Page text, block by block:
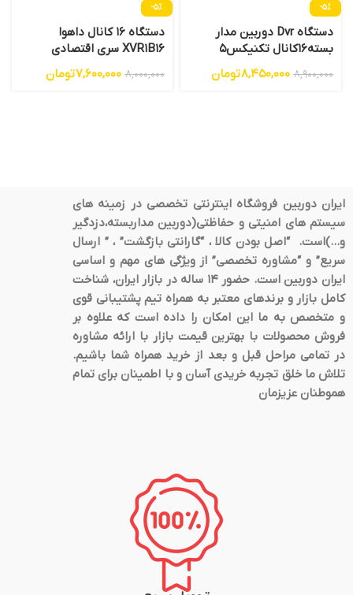
-5%
دستگاه Dvr دوربین مدار
بسته16کانال تکنیکس5
8,900,000
8,450,000تومان
-5%
دستگاه 16 کانال داهوا
XVR1B16 سری اقتصادی
8,000,000
7,600,000تومان
ایران دوربین فروشگاه اینترنتی تخصصی در زمینه های
سیستم های امنیتی و حفاظتی(دوربین مداربسته،دزدگیر
و…)است. “اصل بودن کالا ، “گارانتی بازگشت” ، ” ارسال
سریع” و “مشاوره تخصصی” از ویژگی های مهم و اساسی
ایران دوربین است. حضور 14 ساله در بازار ایران، شناخت
کامل بازار و برندهای معتبر به همراه تیم پشتیبانی قوی
و متخصص به ما این امکان را داده است که علاوه بر
فروش محصولات با بهترین قیمت بازار با ارائه مشاوره
در تمامی مراحل قبل و بعد از خرید همراه شما باشیم.
تلاش ما خلق تجربه خریدی آسان و با اطمینان برای تمام
هموطنان عزیزمان